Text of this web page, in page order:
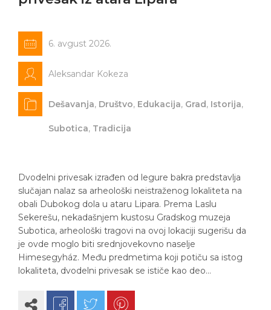
6. avgust 2026.
Aleksandar Kokeza
Dešavanja, Društvo, Edukacija, Grad, Istorija,
Subotica, Tradicija
Dvodelni privesak izrađen od legure bakra predstavlja
slučajan nalaz sa arheološki neistraženog lokaliteta na
obali Dubokog dola u ataru Lipara. Prema Laslu
Sekerešu, nekadašnjem kustosu Gradskog muzeja
Subotica, arheološki tragovi na ovoj lokaciji sugerišu da
je ovde moglo biti srednjovekovno naselje
Himesegyház. Među predmetima koji potiču sa istog
lokaliteta, dvodelni privesak se ističe kao deo…